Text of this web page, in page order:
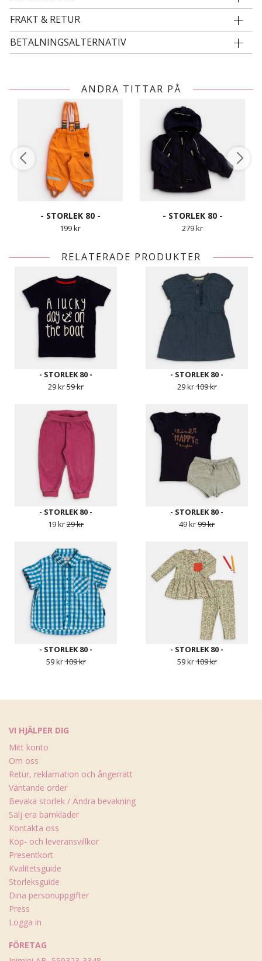
FRAKT & RETUR
BETALNINGSALTERNATIV
ANDRA TITTAR PÅ
- STORLEK 80 -
199 kr
- STORLEK 80 -
279 kr
RELATERADE PRODUKTER
- STORLEK 80 -
29 kr59 kr
- STORLEK 80 -
29 kr109 kr
- STORLEK 80 -
19 kr29 kr
- STORLEK 80 -
49 kr99 kr
- STORLEK 80 -
59 kr109 kr
- STORLEK 80 -
59 kr109 kr
VI HJÄLPER DIG
Mitt konto
Om oss
Retur, reklamation och ångerrätt
Väntande order
Bevaka storlek / Ändra bevakning
Sälj era barnkläder
Kontakta oss
Köp- och leveransvillkor
Presentkort
Kvalitetsguide
Storleksguide
Dina personuppgifter
Press
Logga in
FÖRETAG